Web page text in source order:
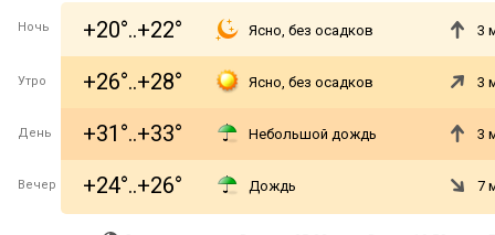
Ночь +20°..+22° Ясно, без осадков 3
Утро +26°..+28° Ясно, без осадков 3
День +31°..+33° Небольшой дождь 3
Вечер +24°..+26° Дождь 7